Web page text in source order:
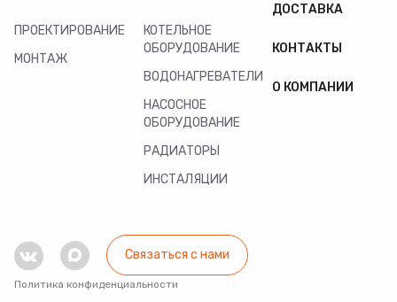
ПРОЕКТИРОВАНИЕ
МОНТАЖ
КОТЕЛЬНОЕ
ОБОРУДОВАНИЕ
ВОДОНАГРЕВАТЕЛИ
НАСОСНОЕ
ОБОРУДОВАНИЕ
РАДИАТОРЫ
ИНСТАЛЯЦИИ
ДОСТАВКА
КОНТАКТЫ
О КОМПАНИИ
Политика конфиденциальности
Связаться с нами